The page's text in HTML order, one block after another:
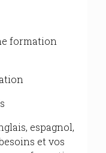
formation
espagnol,
et vos